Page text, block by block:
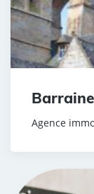
Agence